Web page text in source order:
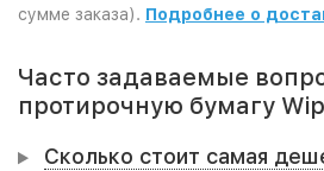
сумме заказа). Подробнее о
Часто задаваемые
протирочную бумагу
Сколько стоит самая